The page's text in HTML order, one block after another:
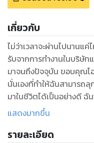
เกี่ยวกับ
ไม่ว่าเวลาจะผ่านไปนานแ
รับจากการทำงานในบริษั
มาจนถึงปัจจุบัน ขอบคุณโ
นั่นเองที่ทำให้ฉันสามาร
มาในชีวิตได้เป็นอย่างดี ฉันพร่
บังคับให้เราแพ้ได้ หากเรา
แสดงมากขึ้น
รายละเอียด